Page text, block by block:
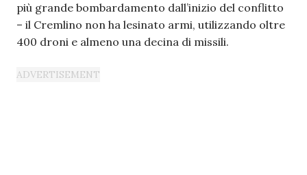
più grande bombardamento dall’inizio del conflitto
– il Cremlino non ha lesinato armi, utilizzando oltre
400 droni e almeno una decina di missili.